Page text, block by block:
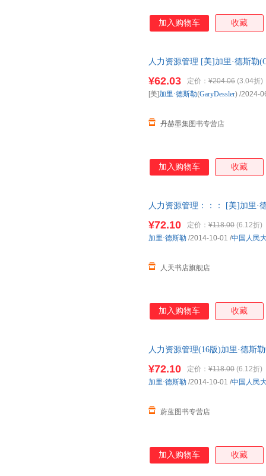
加入购物车 收藏
人力资源管理 [美]加里·德斯勒
¥62.03 定价： ¥204.06 (3.04折)
丹赫墨集图书专营店
[美]加里·德斯勒(GaryDessler) /2024-
加入购物车 收藏
人力资源管理：：： [美]加里·
¥72.10 定价： ¥118.00 (6.12折)
人天书店旗舰店
加里·德斯勒 /2014-10-01 /中国人民
加入购物车 收藏
人力资源管理(16版)加里·德斯
¥72.10 定价： ¥118.00 (6.12折)
蔚蓝图书专营店
加里·德斯勒 /2014-10-01 /中国人民
加入购物车 收藏